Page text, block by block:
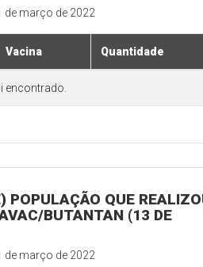
de março de 2022
Vacina Quantidade
encontrado.
POPULAÇÃO QUE
BUTANTAN (13 DE
de março de 2022